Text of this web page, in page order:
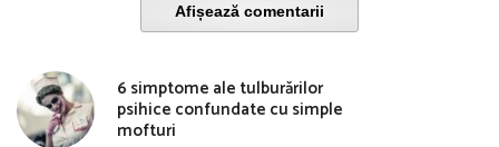
Afișează comentarii
6 simptome ale tulburărilor
psihice confundate cu simple
mofturi